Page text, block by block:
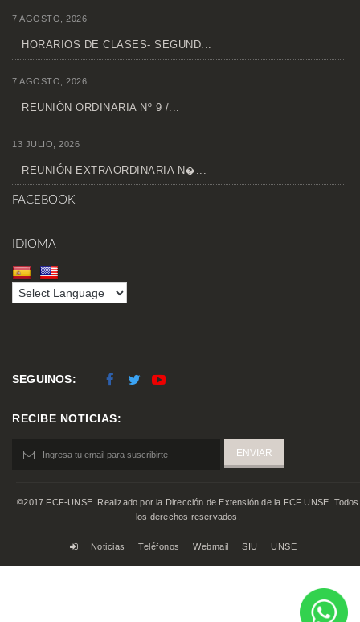
7 AGOSTO, 2026
HORARIOS DE CLASES- SEGUND...
7 AGOSTO, 2026
REUNIÓN ORDINARIA Nº 9 /...
13 JULIO, 2026
REUNIÓN EXTRAORDINARIA N�...
FACEBOOK
IDIOMA
SEGUINOS:
RECIBE NOTICIAS:
©2017 FCF-UNSE. Realizado por la Dirección de Extensión de la FCF UNSE. Todos
los derechos reservados.
Noticias Teléfonos Webmail SIU UNSE